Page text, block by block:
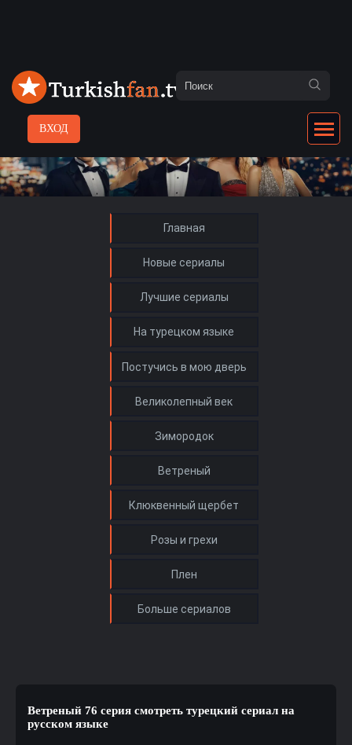
ВХОД
Главная
Новые сериалы
Лучшие сериалы
На турецком языке
Ветреный 76 серия смотреть турецкий сериал на
русском языке